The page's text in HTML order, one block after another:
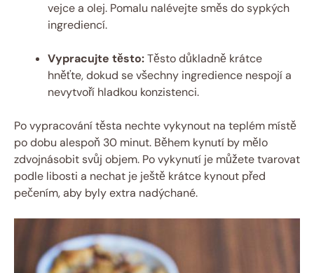
vejce a olej. Pomalu nalévejte směs do sypkých
ingrediencí.
Vypracujte těsto:Těsto důkladně krátce
hněťte, dokud se všechny ingredience nespojí a
nevytvoří hladkou konzistenci.
Po vypracování těsta nechte vykynout na teplém místě
po dobu alespoň 30 minut. Během kynutí by mělo
zdvojnásobit svůj objem. Po vykynutí je můžete tvarovat
podle libosti a nechat je ještě krátce kynout před
pečením, aby byly extra nadýchané.